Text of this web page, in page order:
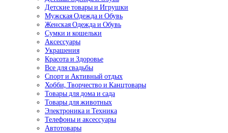
Детские товары и Игрушки
Мужская Одежда и Обувь
Женская Одежда и Обувь
Сумки и кошельки
Аксессуары
Украшения
Красота и Здоровье
Все для свадьбы
Спорт и Активный отдых
Хобби, Творчество и Канцтовары
Товары для дома и сада
Товары для животных
Электроника и Техника
Телефоны и аксессуары
Автотовары